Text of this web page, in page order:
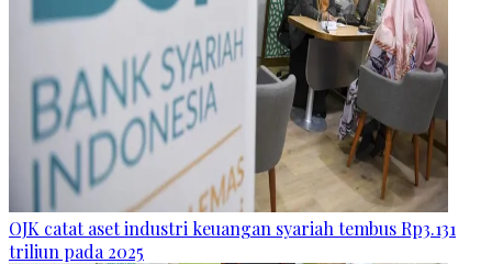
OJK catat aset industri keuangan syariah tembus Rp3.131
triliun pada 2025